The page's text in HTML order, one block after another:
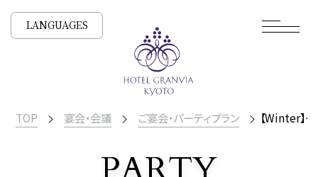
LANGUAGES
TOP 宴会・会議 ご宴会・パーティプラン 【Winter】